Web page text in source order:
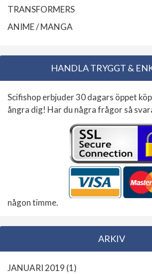
TRANSFORMERS
ANIME / MANGA
HANDLA TRYGGT &
Scifishop erbjuder 30 dagars öppet
ångra dig! Har du några frågor så
någon timme.
ARKIV
JANUARI 2019 (1)